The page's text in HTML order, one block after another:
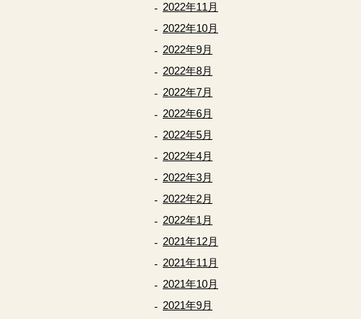
2022年11月
2022年10月
2022年9月
2022年8月
2022年7月
2022年6月
2022年5月
2022年4月
2022年3月
2022年2月
2022年1月
2021年12月
2021年11月
2021年10月
2021年9月